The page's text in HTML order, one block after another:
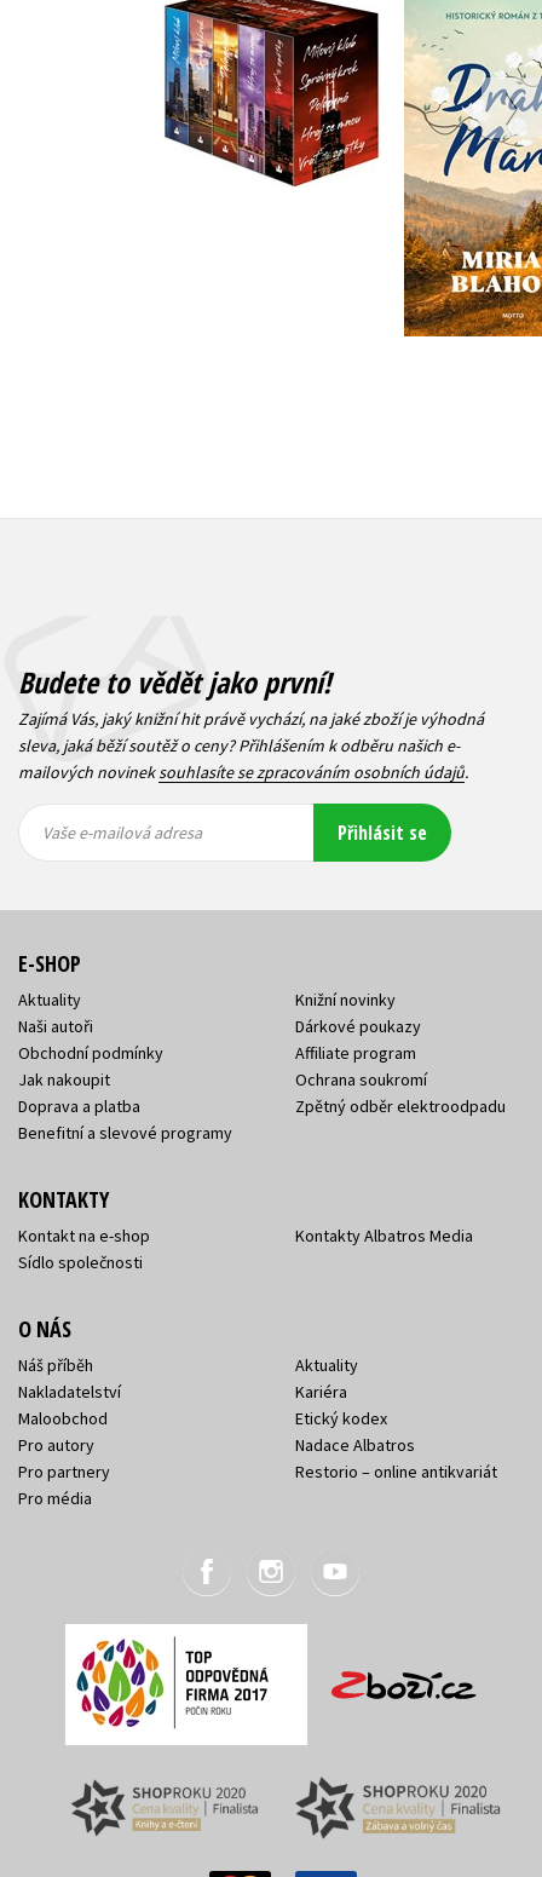
Větrné město - box
Liz Tomforde
Drahá
Miriam
Do
399 Kč
Budete to vědět jako první!
Zajímá Vás, jaký knižní hit právě vychází, na jaké zboží je výhodná
sleva, jaká běží soutěž o ceny? Přihlášením k odběru našich e-
mailových novineksouhlasíte se zpracováním osobních údajů.
mailová
mailová
Vaše e-mailová adresa Přihlásit se
E-SHOP
Aktuality
Naši autoři
Obchodní podmínky
Jak nakoupit
Doprava a platba
Benefitní a slevové programy
Knižní novinky
Dárkové poukazy
Affiliate program
Ochrana soukromí
Zpětný odběr elektroodpadu
KONTAKTY
Kontakt na e-shop
Sídlo společnosti
Kontakty Albatros Media
O NÁS
Náš příběh
Nakladatelství
Maloobchod
Pro autory
Pro partnery
Pro média
Aktuality
Kariéra
Etický kodex
Nadace Albatros
Restorio – online antikvariát